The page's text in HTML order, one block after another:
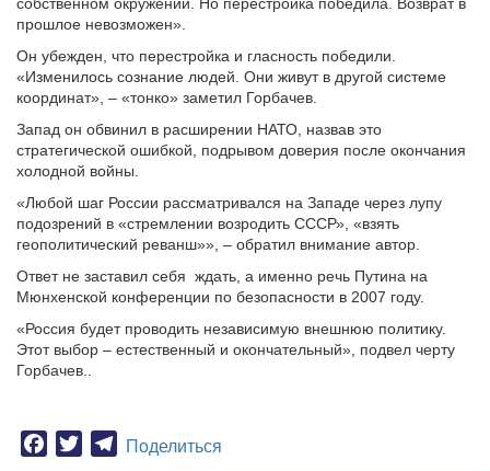
прошлое невозможен».
Он убежден, что перестройка и гласность победили.
«Изменилось сознание людей. Они живут в другой системе
координат», – «тонко» заметил Горбачев.
Запад он обвинил в расширении НАТО, назвав это
стратегической ошибкой, подрывом доверия после окончания
холодной войны.
«Любой шаг России рассматривался на Западе через лупу
подозрений в «стремлении возродить СССР», «взять
геополитический реванш»», – обратил внимание автор.
Ответ не заставил себя ждать, а именно речь Путина на
Мюнхенской конференции по безопасности в 2007 году.
«Россия будет проводить независимую внешнюю политику.
Этот выбор – естественный и окончательный», подвел черту
Горбачев..
Facebook
TwitterTelegram
Поделиться